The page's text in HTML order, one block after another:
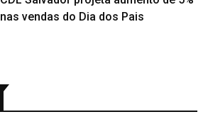
nas vendas do Dia dos Pais